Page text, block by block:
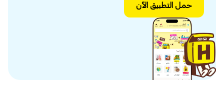
حمل التطبيق الآن